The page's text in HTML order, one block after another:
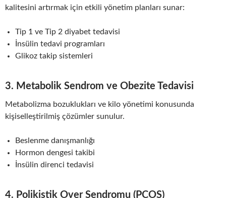
kalitesini artırmak için etkili yönetim planları sunar:
Tip 1 ve Tip 2 diyabet tedavisi
İnsülin tedavi programları
Glikoz takip sistemleri
3. Metabolik Sendrom ve Obezite Tedavisi
Metabolizma bozuklukları ve kilo yönetimi konusunda
kişiselleştirilmiş çözümler sunulur.
Beslenme danışmanlığı
Hormon dengesi takibi
İnsülin direnci tedavisi
4. Polikistik Over Sendromu (PCOS)